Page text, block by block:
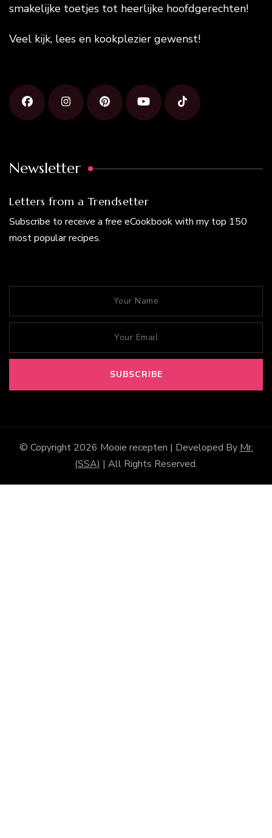
smakelijke toetjes tot heerlijke hoofdgerechten!
Veel kijk, lees en kookplezier gewenst!
Newsletter
Letters from a Trendsetter
Subscribe to receive a free eCookbook with my top 150
most popular recipes.
© Copyright 2026 Mooie recepten | Developed By Mr.
(SSA) | All Rights Reserved.